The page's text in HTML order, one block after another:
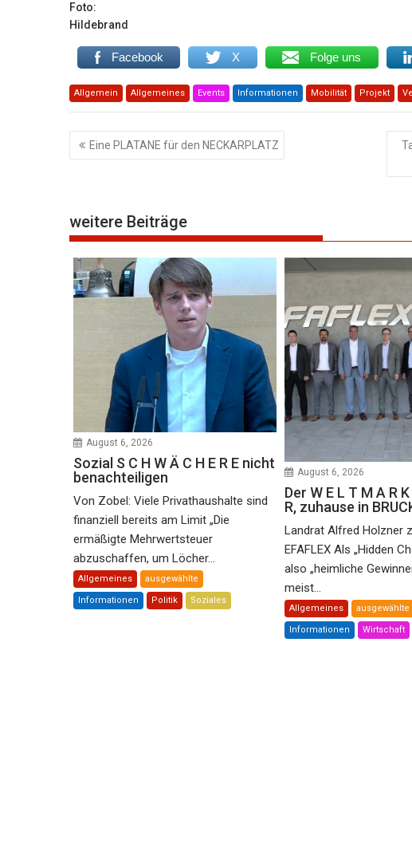
Foto:
Hildebrand
Facebook X Folge uns
Allgemein Allgemeines Events Informationen Mobilität Projekt
Beitragsnavigation
Eine PLATANE für den NECKARPLATZ
weitere Beiträge
August 6, 2026
Sozial S C H W Ä C H E R E nicht
benachteiligen
Von Zobel: Viele Privathaushalte sind
finanziell bereits am Limit „Die
ermäßigte Mehrwertsteuer
abzuschaffen, um Löcher...
Allgemeines ausgewählte
Informationen Politik Soziales
August 6, 2026
Der W E L T M A R
R, zuhause in
Landrat Alfred Holzner
EFAFLEX Als „Hidden
also „heimliche
meist...
Allgemeines ausgewählte
Informationen Wirtschaft